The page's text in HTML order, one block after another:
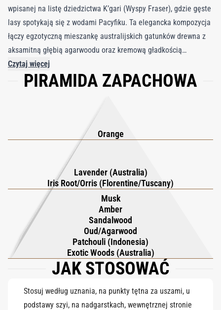
wpisanej na listę dziedzictwa K’gari (Wyspy Fraser), gdzie gęste
lasy spotykają się z wodami Pacyfiku. Ta elegancka kompozycja
łączy egzotyczną mieszankę australijskich gatunków drewna z
aksamitną głębią agarwoodu oraz kremową gładkością
sandałowca album. Jasny włoski irys nadaje całości
wyrafinowanego, pudrowo-kwiatowego charakteru, a słodka
z ziemistym paczulą z Indonezji, wzmocnione zmysłowym
ciepłem ambry i piżma, tworząc trwały, otulający ogon
zapachowy. Dzięki 20% stężeniu naturalnych esencji i
składników roślinnych Wood Infusion oferuje wyjątkową
równowagę wyrafinowania i mocy to olfaktoryczny hołd dla
najcenniejszych surowców Australii.
Czytaj więcej
PIRAMIDA ZAPACHOWA
Orange
Lavender (Australia)
Iris Root/Orris (Florentine/Tuscany)
Musk
Amber
Sandalwood
Oud/Agarwood
Patchouli (Indonesia)
Exotic Woods (Australia)
JAK STOSOWAĆ
Stosuj według uznania, na punkty tętna za uszami, u
podstawy szyi, na nadgarstkach, wewnętrznej stronie